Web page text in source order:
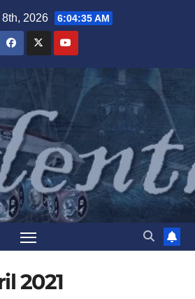
8th, 2026 6:04:36 AM
2021